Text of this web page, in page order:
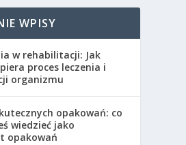
WPISY
w rehabilitacji: Jak
proces leczenia i
organizmu
opakowań: co
wiedzieć jako
opakowań